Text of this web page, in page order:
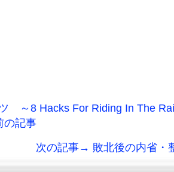
～8 Hacks For Riding In The
の記事
次の記事→ 敗北後の内省・